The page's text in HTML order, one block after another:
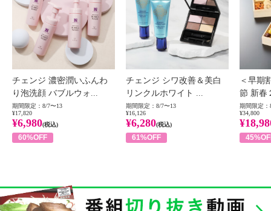
チェンジ 濃密潤いふんわ
り泡洗顔 バブルウォ...
期間限定：8/7〜13
¥17,820
¥6,980(税込)
60%OFF
チェンジ シワ改善＆美白
リンクルホワイト ...
期間限定：8/7〜13
¥16,126
¥6,280(税込)
61%OFF
＜早期
節 新春
期間限定：
¥34,800